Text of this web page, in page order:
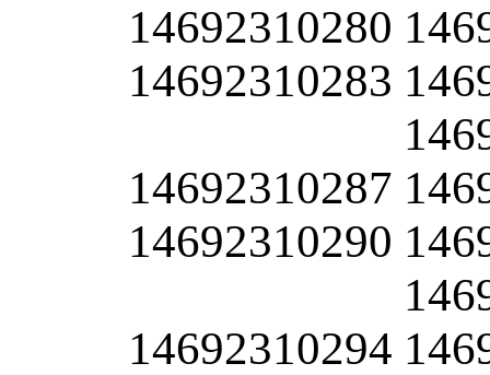
14692310280
14692310283
14692310287
14692310290
14692310294